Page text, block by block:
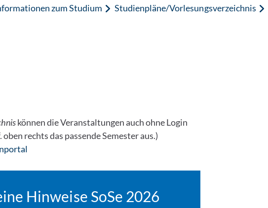
zum Studium Studienpläne/Vorlesungsverzeichnis
können die Veranstaltungen auch ohne Login
rechts das passende Semester aus.)
Hinweise SoSe 2026